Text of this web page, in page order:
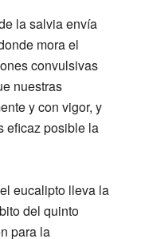
la salvia envía
mora el
convulsivas
nuestras
y con vigor, y
eficaz posible la
eucalipto lleva la
del quinto
para la